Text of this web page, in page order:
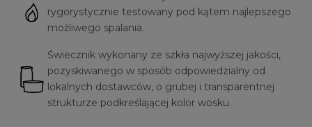
rygorystycznie testowany pod kątem najlepszego
możliwego spalania.
Świecznik wykonany ze szkła najwyższej jakości,
pozyskiwanego w sposób odpowiedzialny od
lokalnych dostawców, o grubej i transparentnej
strukturze podkreślającej kolor wosku.